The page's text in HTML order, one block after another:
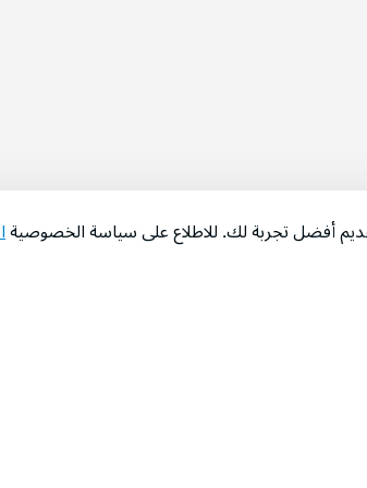
أفضل تجربة لك. للاطلاع على سياسة الخصوصية